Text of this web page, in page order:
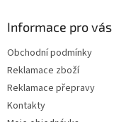
Informace pro vás
Obchodní podmínky
Reklamace zboží
Reklamace přepravy
Kontakty